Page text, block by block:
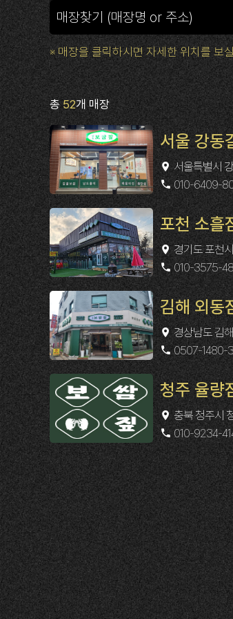
※ 매장을 클릭하시면 자세한 위치를 보
총52개 매장
서울 강동
서울특별시
010-6409-
포천 소흘
경기도 포천
010-3575-
김해 외동
경상남도 김
0507-1480-
청주 율량
충북 청주시
010-9234-